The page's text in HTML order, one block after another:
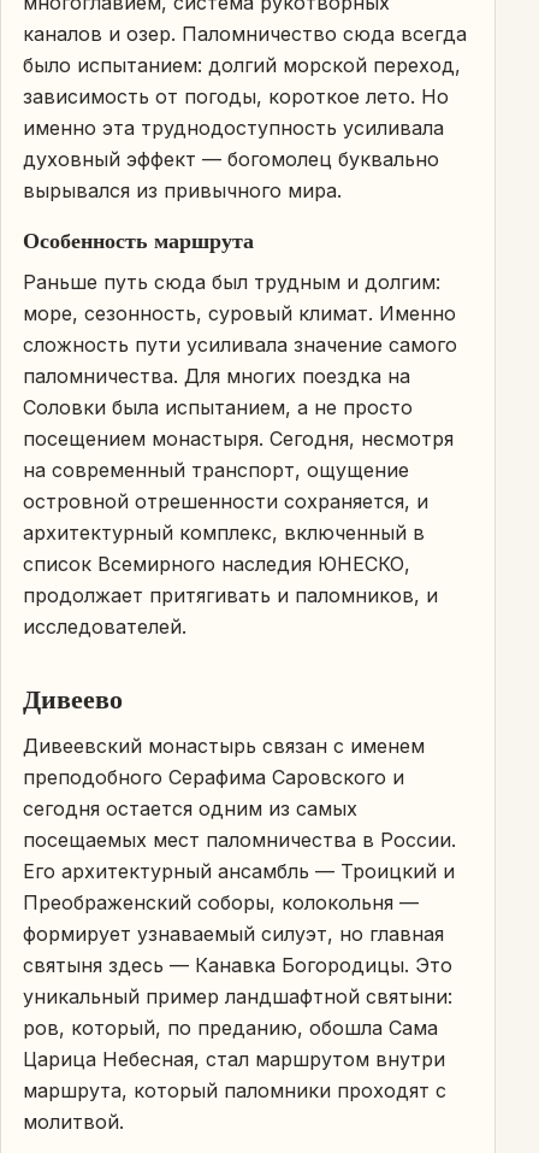
каналов и озер. Паломничество сюда всегда
было испытанием: долгий морской переход,
зависимость от погоды, короткое лето. Но
именно эта труднодоступность усиливала
духовный эффект — богомолец буквально
вырывался из привычного мира.
Особенность маршрута
Раньше путь сюда был трудным и долгим:
море, сезонность, суровый климат. Именно
сложность пути усиливала значение самого
паломничества. Для многих поездка на
Соловки была испытанием, а не просто
посещением монастыря. Сегодня, несмотря
на современный транспорт, ощущение
островной отрешенности сохраняется, и
архитектурный комплекс, включенный в
список Всемирного наследия ЮНЕСКО,
продолжает притягивать и паломников, и
исследователей.
Дивеево
Дивеевский монастырь связан с именем
преподобного Серафима Саровского и
сегодня остается одним из самых
посещаемых мест паломничества в России.
Его архитектурный ансамбль — Троицкий и
Преображенский соборы, колокольня —
формирует узнаваемый силуэт, но главная
святыня здесь — Канавка Богородицы. Это
уникальный пример ландшафтной святыни:
ров, который, по преданию, обошла Сама
Царица Небесная, стал маршрутом внутри
маршрута, который паломники проходят с
молитвой.